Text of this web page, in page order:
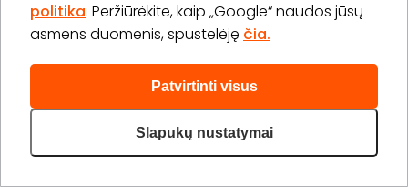
politika. Peržiūrėkite, kaip „Google“ naudos jūsų
asmens duomenis, spustelėję čia.
Patvirtinti visus
Slapukų nustatymai
Aparatinis pedikiūras su geliniu lakavimu
Express manikiūras + Express pedikiūras